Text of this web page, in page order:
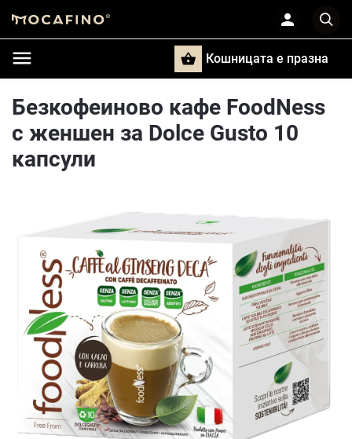
Кошницата e празна
Безкофеиново кафе FoodNess
с женшен за Dolce Gusto 10
капсули